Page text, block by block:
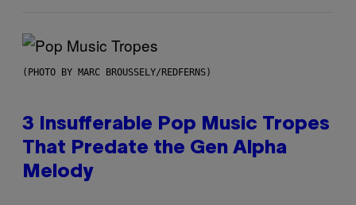
(PHOTO BY MARC BROUSSELY/REDFERNS)
3 Insufferable Pop Music Tropes
That Predate the Gen Alpha
Melody